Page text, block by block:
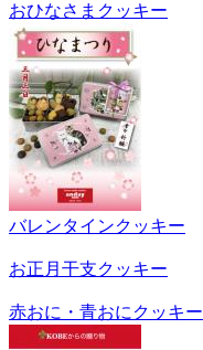
おひなさまクッキー
バレンタインクッキー
お正月干支クッキー
赤おに・青おにクッキー